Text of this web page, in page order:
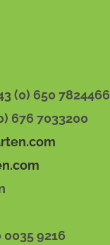
(0) 650 7824466
676 7033200
0035 9216